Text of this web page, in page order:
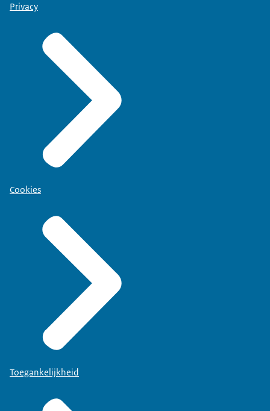
Privacy
Cookies
Toegankelijkheid